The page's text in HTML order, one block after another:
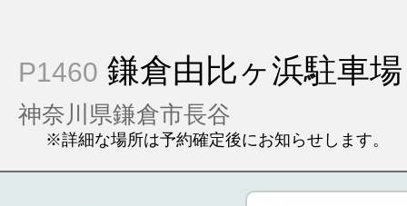
P1460 鎌倉由比ヶ浜駐車場
神奈川県鎌倉市長谷
※詳細な場所は予約確定後にお知らせします。